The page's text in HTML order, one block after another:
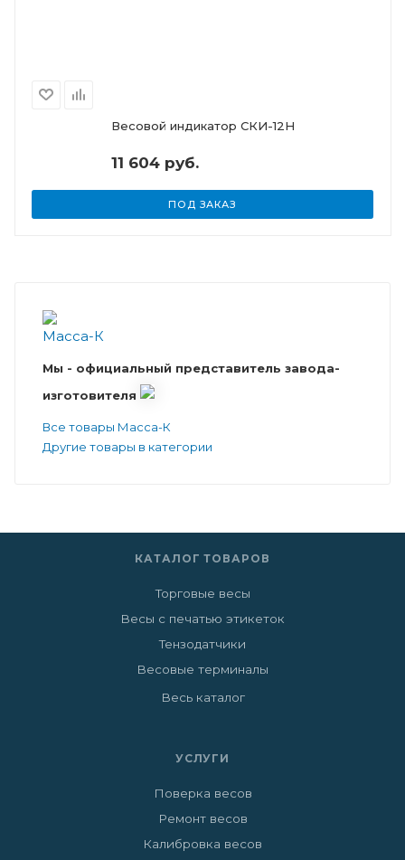
Весовой индикатор СКИ-12Н
11 604 руб.
ПОД ЗАКАЗ
Мы - официальный представитель завода-
изготовителя
Все товары Масса-К
Другие товары в категории
КАТАЛОГ ТОВАРОВ
Торговые весы
Весы с печатью этикеток
Тензодатчики
Весовые терминалы
Весь каталог
УСЛУГИ
Поверка весов
Ремонт весов
Калибровка весов